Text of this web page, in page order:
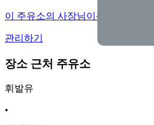
이 주유소의 사장님이신가요?
관리하기
장소 근처 주유소
휘발유
•